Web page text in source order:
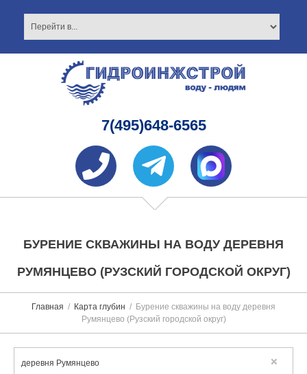
7(495)648-6565
БУРЕНИЕ СКВАЖИНЫ НА ВОДУ ДЕРЕВНЯ
РУМЯНЦЕВО (РУЗСКИЙ ГОРОДСКОЙ ОКРУГ)
Главная Карта глубин
Бурение скважины на воду деревня
Румянцево (Рузский городской округ)